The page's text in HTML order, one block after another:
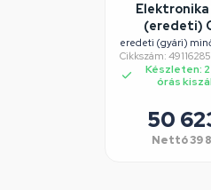
(eredeti)
eredeti (gyári)
Cikkszám: 49116285
Készleten:
órás
50
Nettó39